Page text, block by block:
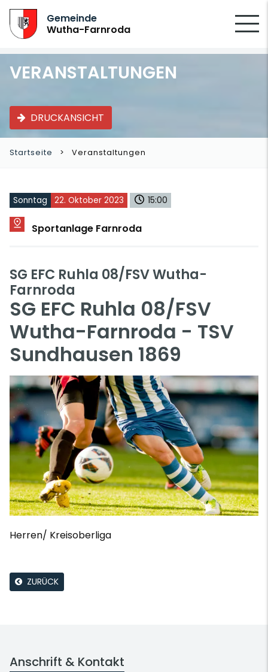
Gemeinde
Wutha-Farnroda
VERANSTALTUNGEN
DRUCKANSICHT
Startseite Veranstaltungen
Sonntag 22. Oktober 2023 15:00
Sportanlage Farnroda
SG EFC Ruhla 08/FSV Wutha-
Farnroda
SG EFC Ruhla 08/FSV
Wutha-Farnroda - TSV
Sundhausen 1869
Herren/ Kreisoberliga
ZURÜCK
Anschrift & Kontakt